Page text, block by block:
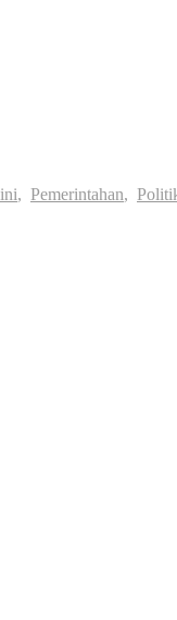
, Pemerintahan,